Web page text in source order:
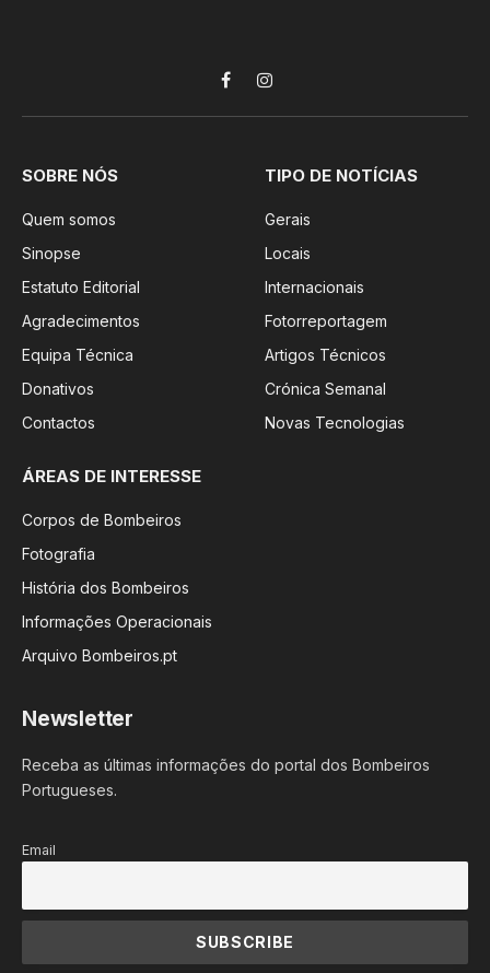
FacebookInstagram
SOBRE NÓS
Quem somos
Sinopse
Estatuto Editorial
Agradecimentos
Equipa Técnica
Donativos
Contactos
TIPO DE NOTÍCIAS
Gerais
Locais
Internacionais
Fotorreportagem
Artigos Técnicos
Crónica Semanal
Novas Tecnologias
ÁREAS DE INTERESSE
Corpos de Bombeiros
Fotografia
História dos Bombeiros
Informações Operacionais
Arquivo Bombeiros.pt
Newsletter
Receba as últimas informações do portal dos Bombeiros
Portugueses.
Email